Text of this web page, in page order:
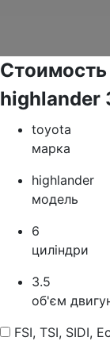
Стоимость
highlander
toyota
марка
highlander
модель
6
циліндри
3.5
об'єм
FSI, TSI, SIDI,